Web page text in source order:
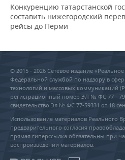
Конкуренцию татарстанской
составить нижегородский
рейсы до Перми
© 2015 - 2026 Сетевое издание
Федеральной службой по надзору в
технологий и массовых коммуникаций
регистрационный номер ЭЛ № ФС 77 -
свидетельство Эл № ФС 77-59331 от 18
Использование материалов Реального
предварительного согласия
прямая гиперссылка обязательны при
воспроизведении материалов.